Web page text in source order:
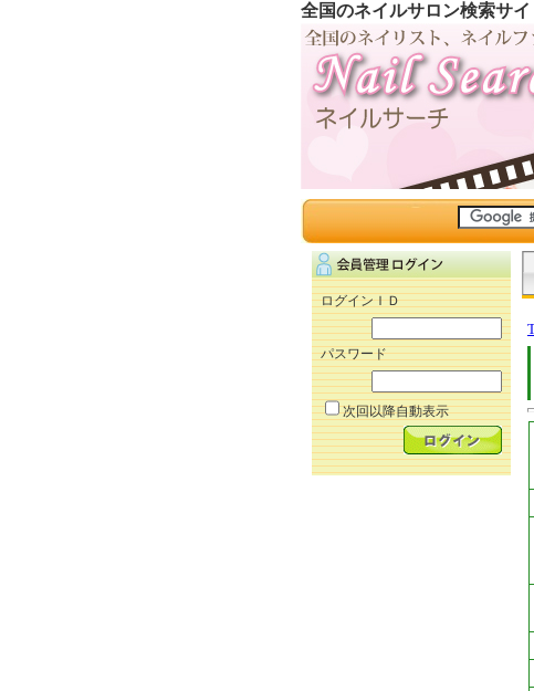
全国のネイルサロン検索サ
ログインＩＤ
パスワード
次回以降自動表示